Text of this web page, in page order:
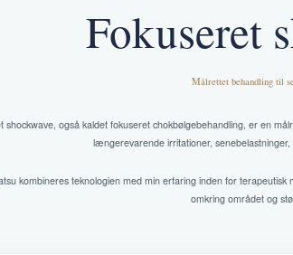
Fokuseret
Målrettet behandling til
shockwave, også kaldet fokuseret chokbølgebehandling, er en
længerevarende irritationer,
kombineres teknologien med min erfaring inden for
omkring området og